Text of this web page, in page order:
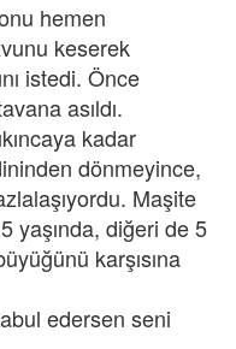
hemen
keserek
istedi. Önce
asıldı.
kadar
dönmeyince,
Maşite
yaşında, diğeri de 5
karşısına
edersen seni